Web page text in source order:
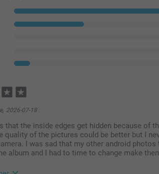
2026-07-18
that the inside edges get hidden because of
quality of the pictures could be better but I
I was sad that my other android
album and I had to time to change make